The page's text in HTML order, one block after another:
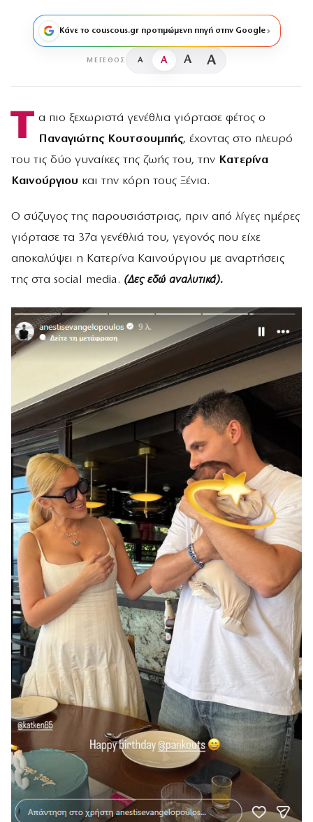
Κάνε το couscous.gr προτιμώμενη πηγή στην Google
ΜΈΓΕΘΟΣ A A A A
Τ α πιο ξεχωριστά γενέθλια γιόρτασε φέτος ο
Παναγιώτης Κουτσουμπής, έχοντας στο πλευρό
του τις δύο γυναίκες της ζωής του, την Κατερίνα
Καινούργιου και την κόρη τους Ξένια.
Ο σύζυγος της παρουσιάστριας, πριν από λίγες ημέρες
γιόρτασε τα 37α γενέθλιά του, γεγονός που είχε
αποκαλύψει η Κατερίνα Καινούργιου με αναρτήσεις
της στα social media. (Δες εδώ αναλυτικά).